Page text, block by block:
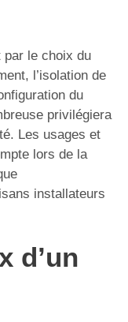
par le choix du
l’isolation de
du
privilégiera
Les usages et
lors de la
installateurs
d’un